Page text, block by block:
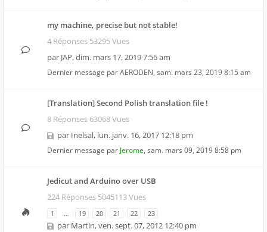
my machine, precise but not stable!
4 Réponses 53295 Vues
par JAP,dim. mars 17, 2019 7:56 am
Dernier message parAERODEN, sam. mars 23, 2019 8:15 am
[Translation] Second Polish translation file !
8 Réponses 63068 Vues
par Inelsal, lun. janv. 16, 2017 12:18 pm
Dernier message par Jerome, sam. mars 09, 2019 8:58 pm
Jedicut and Arduino over USB
224 Réponses 5045113 Vues
1 … 19 20 21 22 23
par Martin,ven. sept. 07, 2012 12:40 pm